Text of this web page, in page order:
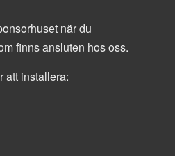
när du
finns ansluten hos oss.
att installera: